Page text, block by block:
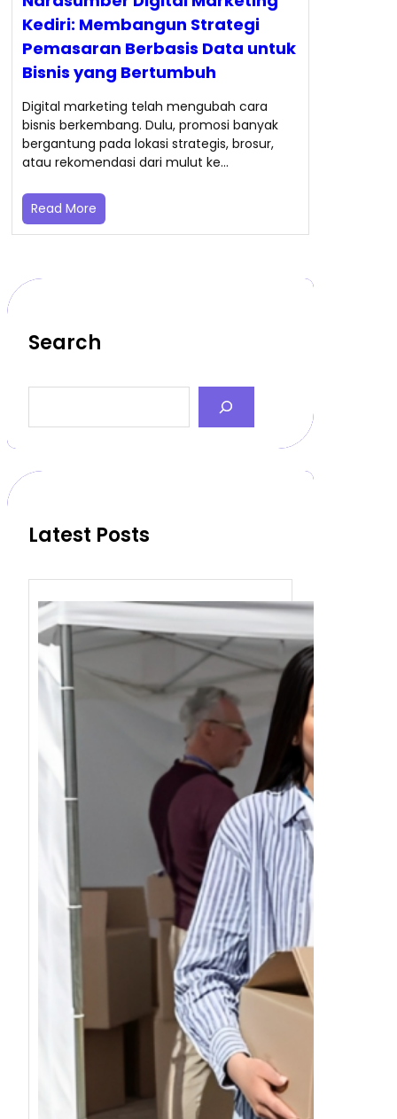
Kediri: Membangun Strategi
Pemasaran Berbasis Data untuk
Bisnis yang Bertumbuh
Digital marketing telah mengubah cara
bisnis berkembang. Dulu, promosi banyak
bergantung pada lokasi strategis, brosur,
atau rekomendasi dari mulut ke…
Read More
Search
a
c
Latest Posts